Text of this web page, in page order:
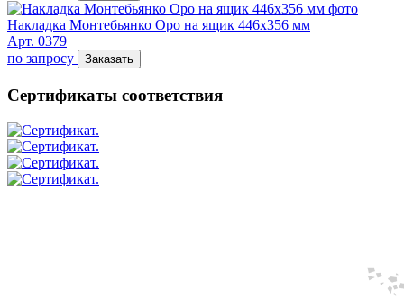
Накладка Монтебьянко Оро на ящик 446х356 мм
Арт. 0379
по запросу
Заказать
Сертификаты соответствия